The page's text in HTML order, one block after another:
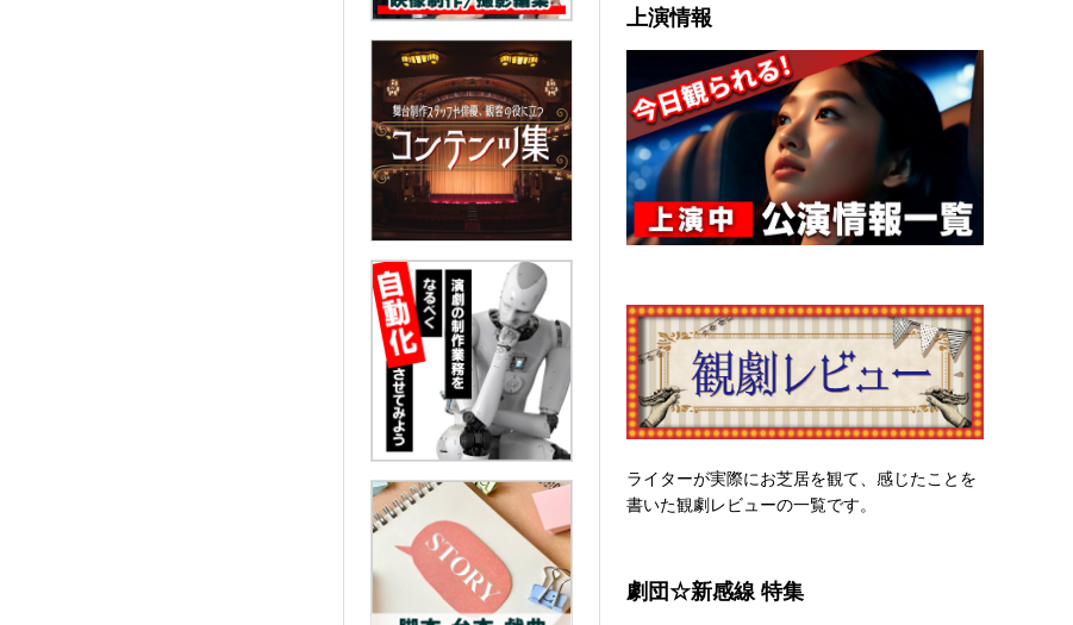
上演情報
ライターが実際にお芝居を観て、感じたことを
書いた観劇レビューの一覧です。
劇団☆新感線 特集